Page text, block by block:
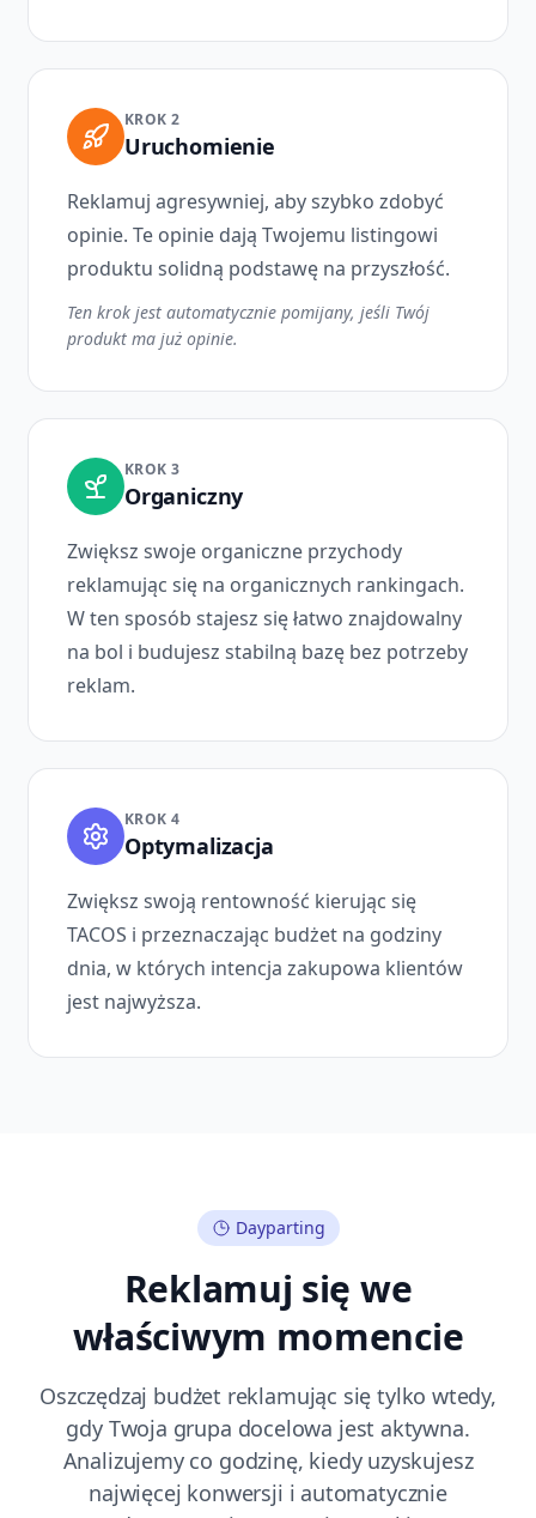
KROK 2
Uruchomienie
Reklamuj agresywniej, aby szybko zdobyć
opinie. Te opinie dają Twojemu listingowi
produktu solidną podstawę na przyszłość.
Ten krok jest automatycznie pomijany, jeśli Twój
produkt ma już opinie.
KROK 3
Organiczny
Zwiększ swoje organiczne przychody
reklamując się na organicznych rankingach.
W ten sposób stajesz się łatwo znajdowalny
na bol i budujesz stabilną bazę bez potrzeby
reklam.
KROK 4
Optymalizacja
Zwiększ swoją rentowność kierując się
TACOS i przeznaczając budżet na godziny
dnia, w których intencja zakupowa klientów
jest najwyższa.
Dayparting
Reklamuj się we
właściwym momencie
Oszczędzaj budżet reklamując się tylko wtedy,
gdy Twoja grupa docelowa jest aktywna.
Analizujemy co godzinę, kiedy uzyskujesz
najwięcej konwersji i automatycznie